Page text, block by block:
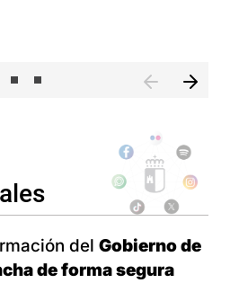
del Gobierno de
de forma segura